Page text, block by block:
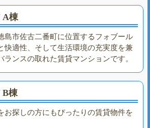
A棟
島市佐古二番町に位置するフォブール
快適性、そして生活環境の充実度を兼
ランスの取れた賃貸マンションです。
B棟
お探しの方にもぴったりの賃貸物件を